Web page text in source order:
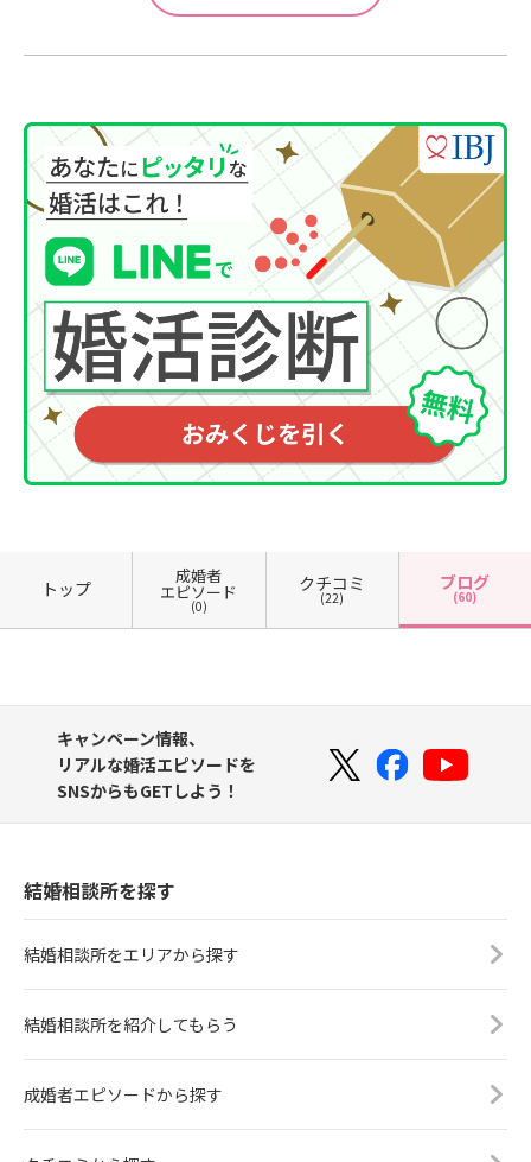
トップ
成婚者
エピソード
(0)
クチコミ
(22)
ブログ
(60)
キャンペーン情報、
リアルな婚活エピソードを
SNSからもGETしよう！
結婚相談所を探す
結婚相談所をエリアから探す
結婚相談所を紹介してもらう
成婚者エピソードから探す